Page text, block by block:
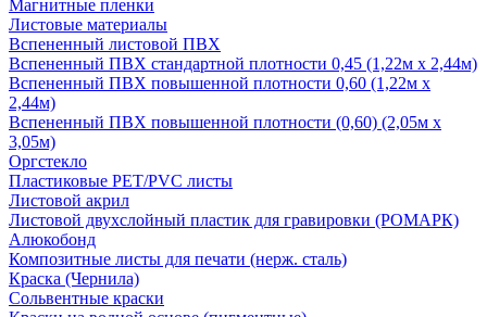
Магнитные пленки
Листовые материалы
Вспененный листовой ПВХ
Вспененный ПВХ стандартной плотности 0,45 (1,22м х 2,44м)
Вспененный ПВХ повышенной плотности 0,60 (1,22м х
2,44м)
Вспененный ПВХ повышенной плотности (0,60) (2,05м х
3,05м)
Оргстекло
Пластиковые PET/PVC листы
Листовой акрил
Листовой двухслойный пластик для гравировки (РОМАРК)
Алюкобонд
Композитные листы для печати (нерж. сталь)
Краска (Чернила)
Сольвентные краски